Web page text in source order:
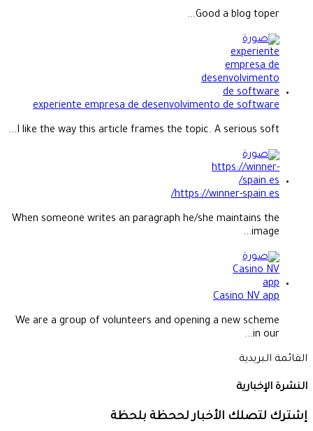
Good a blog toper...
experiente empresa de desenvolvimento de software
I like the way this article frames the topic. A serious soft...
https://winner-spain.es/
When someone writes an paragraph he/she maintains the
image...
Casino NV app
We are a group of volunteers and opening a new scheme
in our...
القائمة البريدية
النشرة الإخبارية
إشترك لتصلك الأخبار لححظة بلحظة